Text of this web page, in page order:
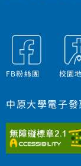
FB粉絲團 校園
中原大學電子